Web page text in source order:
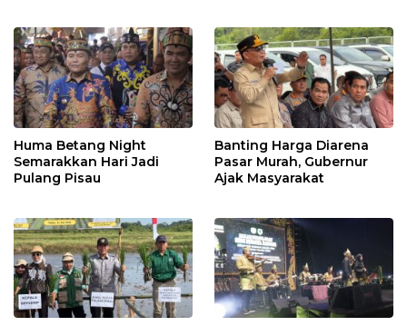
Huma Betang Night
Semarakkan Hari Jadi
Pulang Pisau
Banting Harga Diarena
Pasar Murah, Gubernur
Ajak Masyarakat